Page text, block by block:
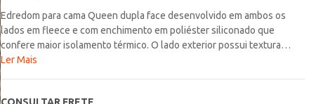
Edredom para cama Queen dupla face desenvolvido em ambos os
lados em fleece e com enchimento em poliéster siliconado que
confere maior isolamento térmico. O lado exterior possui textura
canelada que traz um visual moderno ao seu quarto, mas com um
Ler Mais